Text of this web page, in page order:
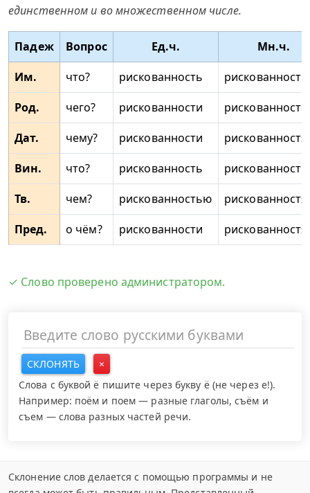
единственном и во множественном числе.
Падеж Вопрос Ед.ч.
Мн.ч.
Им.
что? рискованность
рискованности
Род.
чего? рискованности
Дат.
чему? рискованности
Вин.
что? рискованность
рискованности
Тв.
чем? рискованностью
Пред.
о чём? рискованности
✓ Слово проверено администратором.
СКЛОНЯТЬ
×
Слова с буквой ё пишите через букву ё (не через е!).
Например: поём и поем — разные глаголы, съём и
съем — слова разных частей речи.
Склонение слов делается с помощью программы и не